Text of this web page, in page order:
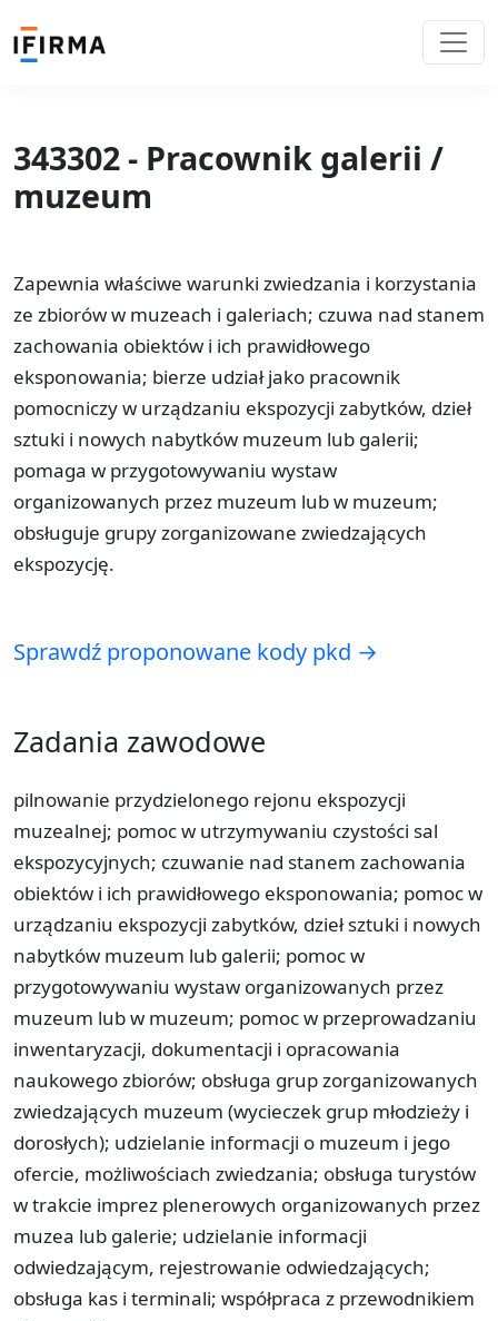
343302 - Pracownik galerii /
muzeum
Zapewnia właściwe warunki zwiedzania i korzystania
ze zbiorów w muzeach i galeriach; czuwa nad stanem
zachowania obiektów i ich prawidłowego
eksponowania; bierze udział jako pracownik
pomocniczy w urządzaniu ekspozycji zabytków, dzieł
sztuki i nowych nabytków muzeum lub galerii;
pomaga w przygotowywaniu wystaw
organizowanych przez muzeum lub w muzeum;
obsługuje grupy zorganizowane zwiedzających
ekspozycję.
Sprawdź proponowane kody pkd →
Zadania zawodowe
pilnowanie przydzielonego rejonu ekspozycji
muzealnej; pomoc w utrzymywaniu czystości sal
ekspozycyjnych; czuwanie nad stanem zachowania
obiektów i ich prawidłowego eksponowania; pomoc w
urządzaniu ekspozycji zabytków, dzieł sztuki i nowych
nabytków muzeum lub galerii; pomoc w
przygotowywaniu wystaw organizowanych przez
muzeum lub w muzeum; pomoc w przeprowadzaniu
inwentaryzacji, dokumentacji i opracowania
naukowego zbiorów; obsługa grup zorganizowanych
zwiedzających muzeum (wycieczek grup młodzieży i
dorosłych); udzielanie informacji o muzeum i jego
ofercie, możliwościach zwiedzania; obsługa turystów
w trakcie imprez plenerowych organizowanych przez
muzea lub galerie; udzielanie informacji
odwiedzającym, rejestrowanie odwiedzających;
obsługa kas i terminali; współpraca z przewodnikiem